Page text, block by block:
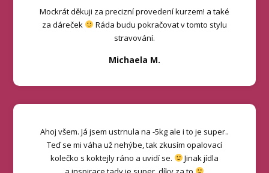
Mockrát děkuji za precizní provedení kurzem! a také
za dáreček
Ráda budu pokračovat v tomto stylu
stravování.
Michaela M.
Ahoj všem. Já jsem ustrnula na -5kg ale i to je super..
Teď se mi váha už nehýbe, tak zkusím opalovací
kolečko s koktejly ráno a uvidí se.
Jinak jídla